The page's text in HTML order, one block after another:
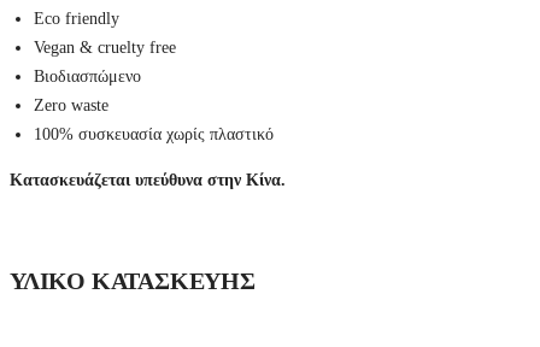
Eco friendly
Vegan & cruelty free
Βιοδιασπώμενο
Zero waste
100% συσκευασία χωρίς πλαστικό
Κατασκευάζεται υπεύθυνα στην Κίνα.
ΥΛΙΚΟ ΚΑΤΑΣΚΕΥΗΣ